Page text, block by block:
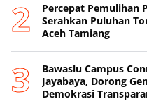
Percepat Pemulihan
Serahkan Puluhan
Aceh Tamiang
Bawaslu Campus
Jayabaya, Dorong
Demokrasi